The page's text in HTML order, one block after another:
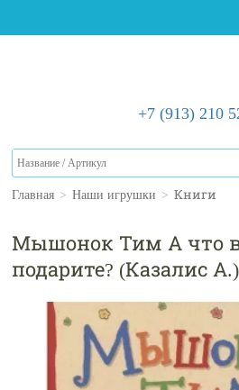
+7 (913) 210
Главная > Наши игрушки > Книги
Мышонок Тим А что
подарите? (Казалис А.)